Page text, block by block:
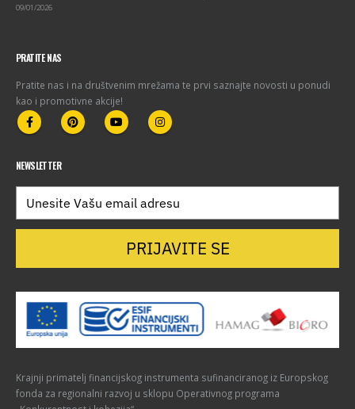
09/01/2026
PRATITE NAS
Pratite nas i na društvenim mrežama te prvi saznajte novosti u ponudi
kao i promotivne akcije!
NEWSLETTER
PRIJAVITE SE
Krajnji primatelj financijskog instrumenta sufinanciranog iz Europskog
fonda za regionalni razvoj u sklopu Operativnog programa